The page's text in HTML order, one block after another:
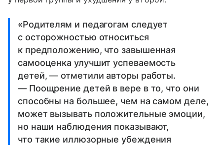
«Родителям и педагогам следует
с осторожностью относиться
к предположению, что завышенная
самооценка улучшит успеваемость
детей, — отметили авторы работы.
— Поощрение детей в вере в то, что они
способны на большее, чем на самом деле,
может вызывать положительные эмоции,
но наши наблюдения показывают,
что такие иллюзорные убеждения